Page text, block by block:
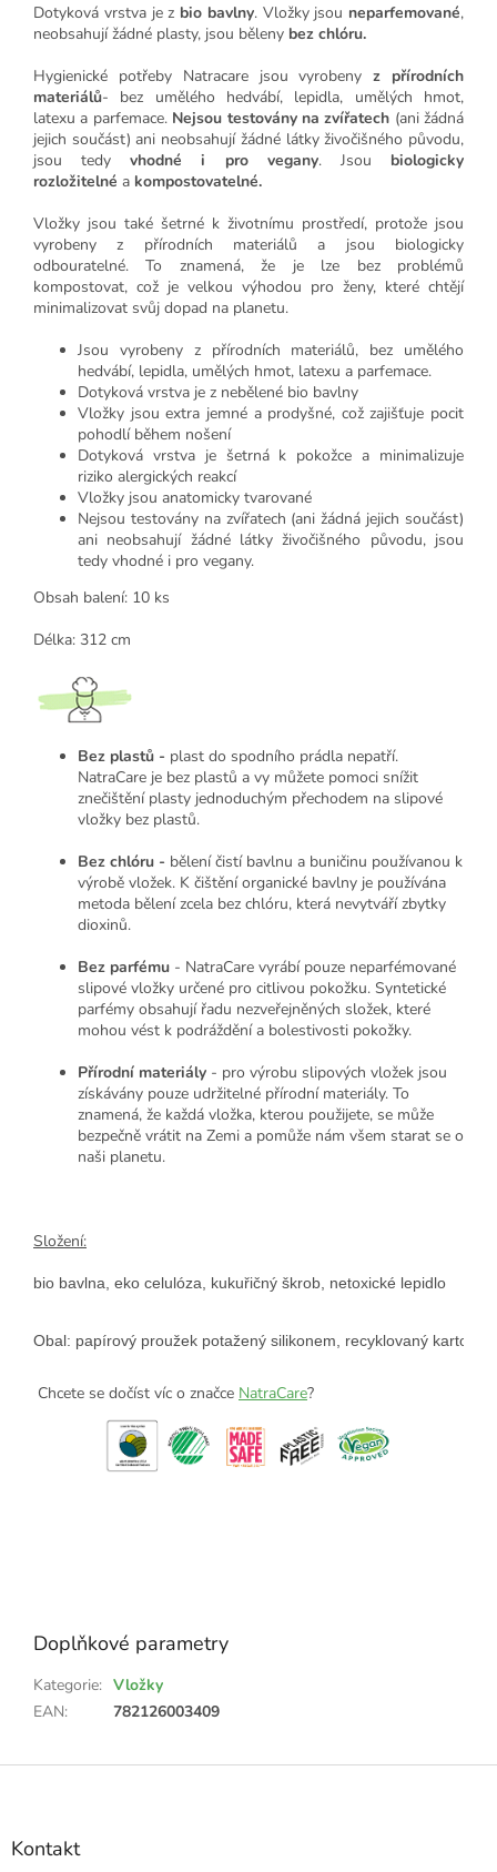
Dotyková vrstva je z bio bavlny. Vložky jsou neparfemované,
neobsahují žádné plasty, jsou běleny bez chlóru.
Hygienické potřeby Natracare jsou vyrobenyz přírodních
materiálů- bez umělého hedvábí, lepidla, umělých hmot,
latexu a parfemace. Nejsou testovány na zvířatech (ani žádná
jejich součást) ani neobsahují žádné látky živočišného původu,
jsou tedyvhodné i pro vegany. Jsou
biologicky
rozložitelné a kompostovatelné.
Vložky jsou také šetrné k životnímu prostředí, protože jsou
vyrobeny z přírodních materiálů a jsou biologicky
odbouratelné. To znamená, že je lze bez problémů
kompostovat, což je velkou výhodou pro ženy, které chtějí
minimalizovat svůj dopad na planetu.
Jsou vyrobeny z přírodních materiálů, bez umělého
hedvábí, lepidla, umělých hmot, latexu a parfemace.
Dotyková vrstva je z nebělené bio bavlny
Vložky jsou extra jemné a prodyšné, což zajišťuje pocit
pohodlí během nošení
Dotyková vrstva je šetrná k pokožce a minimalizuje
riziko alergických reakcí
Vložky jsou anatomicky tvarované
Nejsou testovány na zvířatech (ani žádná jejich součást)
ani neobsahují žádné látky živočišného původu, jsou
tedy vhodné i pro vegany.
Obsah balení: 10 ks
Délka: 312 cm
Bez plastů - plast do spodního prádla nepatří.
NatraCare je bez plastů a vy můžete pomoci snížit
znečištění plasty jednoduchým přechodem na slipové
vložky bez plastů.
Bez chlóru - bělení čistí bavlnu a buničinu používanou k
výrobě vložek. K čištění organické bavlny je používána
metoda bělení zcela bez chlóru, která nevytváří zbytky
dioxinů.
Bez parfému - NatraCare vyrábí pouze neparfémované
slipové vložky určené pro citlivou pokožku. Syntetické
parfémy obsahují řadu nezveřejněných složek, které
mohou vést k podráždění a bolestivosti pokožky.
Přírodní materiály - pro výrobu slipových vložek jsou
získávány pouze udržitelné přírodní materiály. To
znamená, že každá vložka, kterou použijete, se může
bezpečně vrátit na Zemi a pomůže nám všem starat se o
naši planetu.
Složení:
bio bavlna, eko celulóza, kukuřičný škrob, netoxické lepidlo
Obal: papírový proužek potažený silikonem, recyklovaný karton
Chcete se dočíst víc o značce NatraCare?
Doplňkové parametry
Kategorie: Vložky
EAN: 782126003409
Z
Kontakt